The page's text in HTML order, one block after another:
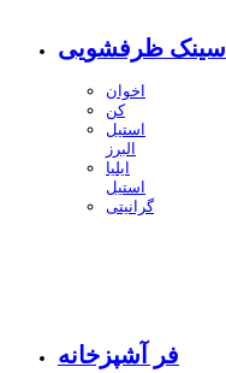
سینک ظرفشویی
اخوان
کن
استیل
البرز
ایلیا
استیل
گرانیتی
فر آشپزخانه